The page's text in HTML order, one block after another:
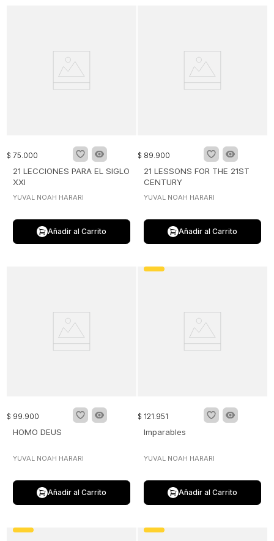
$ 75.000
21 LECCIONES PARA EL SIGLO
XXI
YUVAL NOAH HARARI
Añadir al Carrito
$ 89.900
21 LESSONS FOR THE 21ST
CENTURY
YUVAL NOAH HARARI
Añadir al Carrito
$ 99.900
HOMO DEUS
YUVAL NOAH HARARI
Añadir al Carrito
$ 121.951
Imparables
YUVAL NOAH HARARI
Añadir al Carrito